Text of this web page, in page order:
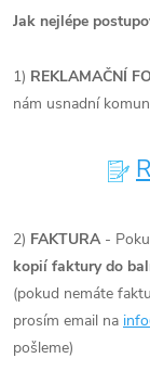
Jak nejlépe
1) REKLAMAČNÍ
nám usnadní
2) FAKTURA-
kopií faktury do
(pokud nemáte
prosím email na
pošleme)